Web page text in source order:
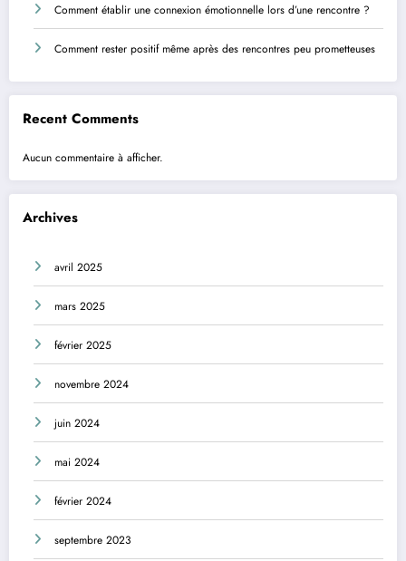
Comment établir une connexion émotionnelle lors d’une rencontre ?
Comment rester positif même après des rencontres peu prometteuses
Recent Comments
Aucun commentaire à afficher.
Archives
avril 2025
mars 2025
février 2025
novembre 2024
juin 2024
mai 2024
février 2024
septembre 2023